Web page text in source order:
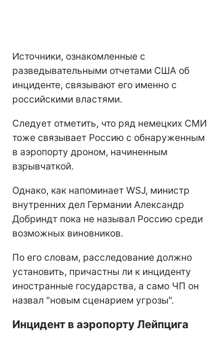
Источники, ознакомленные с
разведывательными отчетами США об
инциденте, связывают его именно с
российскими властями.
Следует отметить, что ряд немецких СМИ
тоже связывает Россию с обнаруженным
в аэропорту дроном, начиненным
взрывчаткой.
Однако, как напоминает WSJ, министр
внутренних дел Германии Александр
Добриндт пока не называл Россию среди
возможных виновников.
По его словам, расследование должно
установить, причастны ли к инциденту
иностранные государства, а само ЧП он
назвал "новым сценарием угрозы".
Инцидент в аэропорту Лейпцига